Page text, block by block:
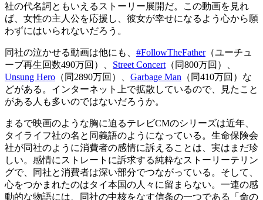
社の代名詞ともいえるストーリー展開だ。この動画を見れ
ば、女性の主人公を応援し、彼女が幸せになるよう心から願
わずにはいられないだろう。
同社の泣かせる動画は他にも、 #FollowTheFather（ユーチュ
ーブ再生回数490万回）、 Street Concert （同800万回）、
Unsung Hero （同2890万回）、 Garbage Man （同410万回）な
どがある。インターネット上で拡散しているので、見たこと
がある人も多いのではないだろうか。
まるで映画のような胸に迫るテレビCMのシリーズは近年、
タイライフ社の名と同義語のようになっている。生命保険会
社が同社のように消費者の感情に訴えることは、実はまだ珍
しい。感情にストレートに訴求する純粋なストーリーテリン
グで、同社と消費者は深い部分でつながっている。そして、
心をつかまれたのはタイ本国の人々に留まらない。一連の感
動的な物語には、同社の中核をなす信条の一つである「命の